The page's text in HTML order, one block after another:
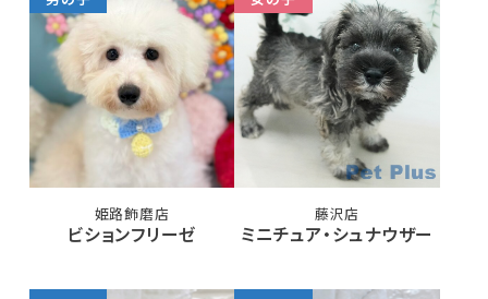
姫路飾磨店
ビションフリーゼ
藤沢店
ミニチュア・シュナウザー